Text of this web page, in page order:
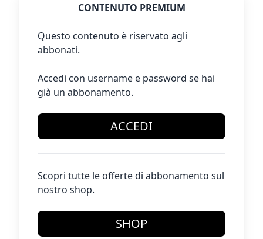
CONTENUTO PREMIUM
Questo contenuto è riservato agli
abbonati.
Accedi con username e password se hai
già un abbonamento.
ACCEDI
Scopri tutte le offerte di abbonamento sul
nostro shop.
SHOP